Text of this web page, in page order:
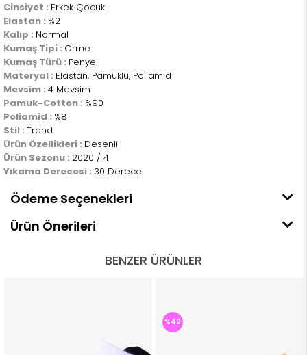
Cinsiyet : Erkek Çocuk
Elastan : %2
Kalıp : Normal
Kumaş Tipi : Örme
Kumaş Türü : Penye
Materyal : Elastan, Pamuklu, Poliamid
Mevsim : 4 Mevsim
Pamuk-Cotton : %90
Poliamid : %8
Stil : Trend
Ürün Özellikleri : Desenli
Ürün Sezonu : 2020 / 4
Yıkama Derecesi : 30 Derece
Ödeme Seçenekleri
Ürün Önerileri
BENZER ÜRÜNLER
%42